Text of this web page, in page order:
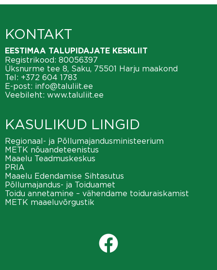
KONTAKT
EESTIMAA TALUPIDAJATE KESKLIIT
Registrikood: 80056397
Üksnurme tee 8, Saku, 75501 Harju maakond
Tel: +372 604 1783
E-post: info@taluliit.ee
Veebileht: www.taluliit.ee
KASULIKUD LINGID
Regionaal- ja Põllumajandusministeerium
METK nõuandeteenistus
Maaelu Teadmuskeskus
PRIA
Maaelu Edendamise Sihtasutus
Põllumajandus- ja Toiduamet
Toidu annetamine – vähendame toiduraiskamist
METK maaeluvõrgustik